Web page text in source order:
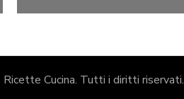
Ricette Cucina. Tutti i diritti riservati.